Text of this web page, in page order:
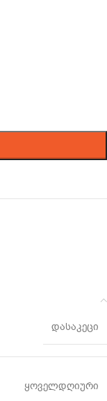
დასაკეცი
ყოველდღიური